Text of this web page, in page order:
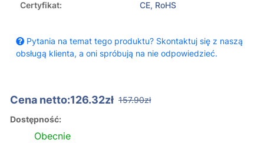
Certyfikat:
CE, RoHS
Pytania na temat tego produktu? Skontaktuj się z naszą
obsługą klienta, a oni spróbują na nie odpowiedzieć.
Cena netto:126.32zł 157.90zł
Dostępność:
Obecnie